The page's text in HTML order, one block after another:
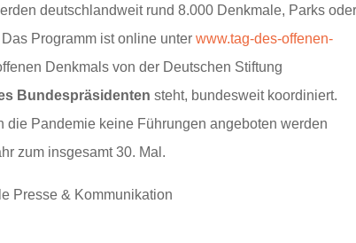
deutschlandweit rund 8.000 Denkmale, Parks
Programm ist online unterwww.tag-des-offenen-
Denkmals von der Deutschen Stiftung
Bundespräsidenten steht, bundesweit koordiniert.
Pandemie keine Führungen angeboten werden
zum insgesamt 30. Mal.
Presse & Kommunikation